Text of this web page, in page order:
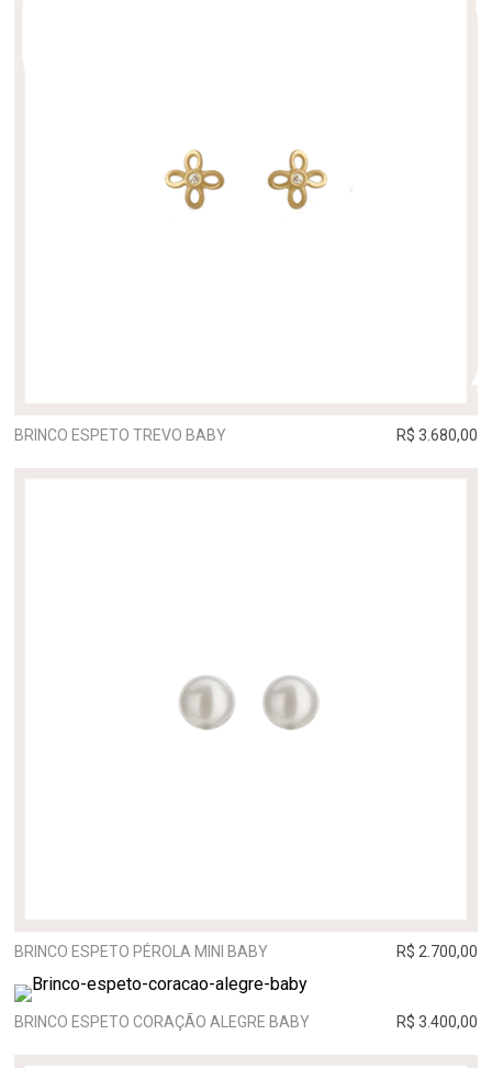
BRINCO ESPETO TREVO BABY R$ 3.680,00
BRINCO ESPETO PÉROLA MINI BABY R$ 2.700,00
BRINCO ESPETO CORAÇÃO ALEGRE BABY R$ 3.400,00